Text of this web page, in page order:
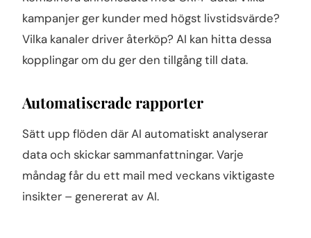
kampanjer ger kunder med högst livstidsvärde?
Vilka kanaler driver återköp? AI kan hitta dessa
kopplingar om du ger den tillgång till data.
Automatiserade rapporter
Sätt upp flöden där AI automatiskt analyserar
data och skickar sammanfattningar. Varje
måndag får du ett mail med veckans viktigaste
insikter – genererat av AI.